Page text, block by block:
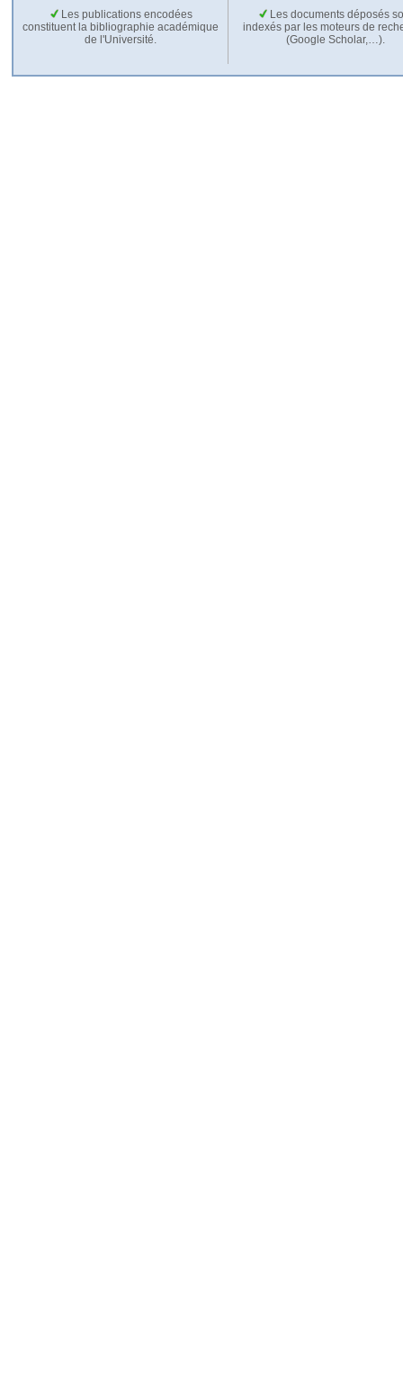
Les publications encodées
constituent la bibliographie académique
de l'Université.
Les documents déposés
indexés par les moteurs de
(Google Scholar,…).